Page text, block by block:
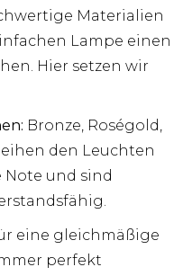
Materialien
Lampe einen
Hier setzen wir
Bronze, Roségold,
den Leuchten
und sind
eine gleichmäßige
perfekt